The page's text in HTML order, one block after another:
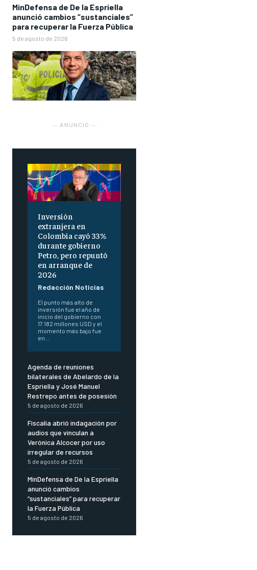
MinDefensa de De la Espriella
anunció cambios “sustanciales”
para recuperar la Fuerza Pública
5 de agosto de 2026
― ANUNCIO ―
Inversión
extranjera en
Colombia cayó 33%
durante gobierno
Petro, pero repuntó
en arranque de
2026
Redacción Noticias
El punto más alto de
inversión fue el año de
inicio del gobierno con
17.182 millones USD y el
momento más bajo fue
en...
Agenda de reuniones
bilaterales de Abelardo de la
Espriella y José Manuel
Restrepo antes de posesión
5 de agosto de 2026
Fiscalía abrió indagación por
audios que vinculan a
Verónica Alcocer por uso
irregular de recursos
5 de agosto de 2026
MinDefensa de De la Espriella
anunció cambios
“sustanciales” para recuperar
la Fuerza Pública
5 de agosto de 2026